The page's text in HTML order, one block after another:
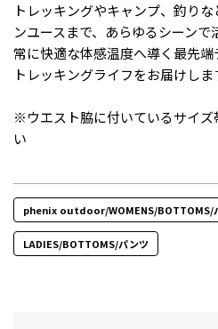
トレッキングやキャンプ、釣り
ンユースまで、あらゆるシーンで
常に快適な体感温度へ導く最先
トレッキングライフをお届けしま
※ウエスト脇に付いているサイズ
い
phenix outdoor/WOMENS/BOTTOMS/
LADIES/BOTTOMS/パンツ